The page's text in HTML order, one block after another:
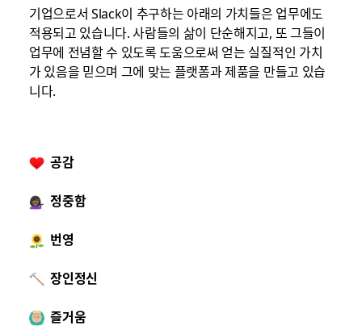
기업으로서 Slack이 추구하는 아래의 가치들은 업무에도
적용되고 있습니다. 사람들의 삶이 단순해지고, 또 그들이
업무에 전념할 수 있도록 도움으로써 얻는 실질적인 가치
가 있음을 믿으며 그에 맞는 플랫폼과 제품을 만들고 있습
니다.
공감
정중함
번영
장인정신
즐거움